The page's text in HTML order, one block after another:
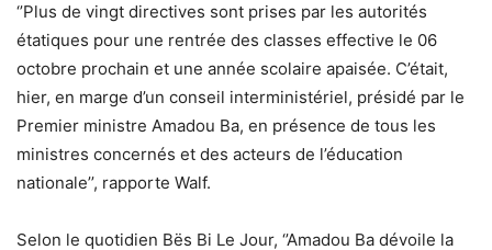
‘’Plus de vingt directives sont prises par les autorités
étatiques pour une rentrée des classes effective le 06
octobre prochain et une année scolaire apaisée. C’était,
hier, en marge d’un conseil interministériel, présidé par le
Premier ministre Amadou Ba, en présence de tous les
ministres concernés et des acteurs de l’éducation
nationale’’, rapporte Walf.
Selon le quotidien Bës Bi Le Jour, ‘’Amadou Ba dévoile la